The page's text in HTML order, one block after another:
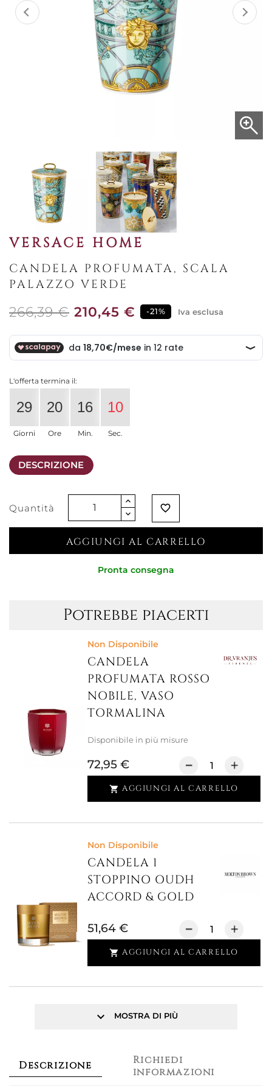
VERSACE HOME
CANDELA PROFUMATA, SCALA
PALAZZO VERDE
266,39 € 210,45 € -21% Iva esclusa
L'offerta termina il:
29
Giorni
20
Ore
16
Min.
10
Sec.
DESCRIZIONE
Quantità favorite_border
AGGIUNGI AL CARRELLO
Pronta consegna
Potrebbe piacerti
Non Disponibile
CANDELA
PROFUMATA ROSSO
NOBILE, VASO
TORMALINA
Disponibile in più misure
72,95 €
 AGGIUNGI AL CARRELLO
Non Disponibile
CANDELA 1
STOPPINO OUDH
ACCORD & GOLD
51,64 €
 AGGIUNGI AL CARRELLO
keyboard_arrow_down MOSTRA DI PIÙ
Descrizione
Richiedi
informazioni